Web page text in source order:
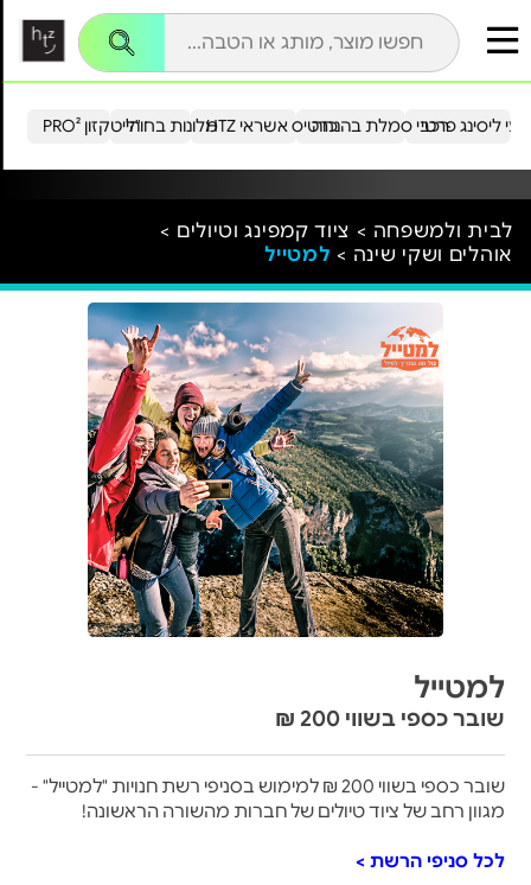
הייטקזון PRO²מלונות בחו"ל כרטיס אשראי HTZ ליסינג פרטירכבי סמלת בהנחה
לבית ולמשפחה > ציוד קמפינג וטיולים >
אוהלים ושקי שינה > למטייל
למטייל
שובר כספי בשווי 200 ₪
שובר כספי בשווי 200 ₪ למימוש בסניפי רשת חנויות "למטייל" -
מגוון רחב של ציוד טיולים של חברות מהשורה הראשונה!
לכל סניפי הרשת >